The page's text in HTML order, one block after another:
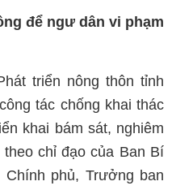
để ngư dân vi phạm
triển nông thôn tỉnh
tác chống khai thác
khai bám sát, nghiêm
chỉ đạo của Ban Bí
phủ, Trưởng ban